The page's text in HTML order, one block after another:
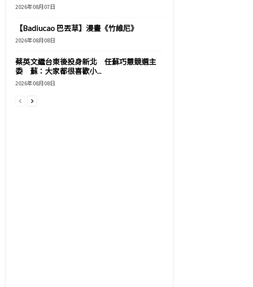
2026年08月07日
【Badiucao 巴丟草】漫畫《竹維尼》
2026年08月08日
蔡英文繼台東後投身新北 任蘇巧慧競選主
委 蘇：大家都很喜歡小...
2026年08月08日